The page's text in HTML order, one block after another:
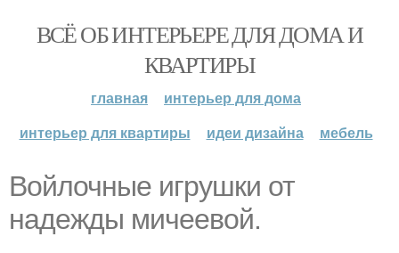
ВСЁ ОБ ИНТЕРЬЕРЕ ДЛЯ ДОМА И
КВАРТИРЫ
главная
интерьер для дома
интерьер для квартиры
идеи дизайна мебель
Войлочные игрушки от
надежды мичеевой.